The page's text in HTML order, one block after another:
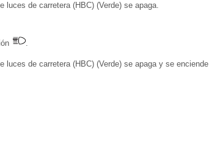
luces de carretera (HBC) (Verde) se apaga.
.
luces de carretera (HBC) (Verde) se apaga y se enciende